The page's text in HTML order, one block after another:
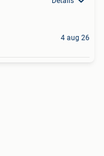
4 aug 26